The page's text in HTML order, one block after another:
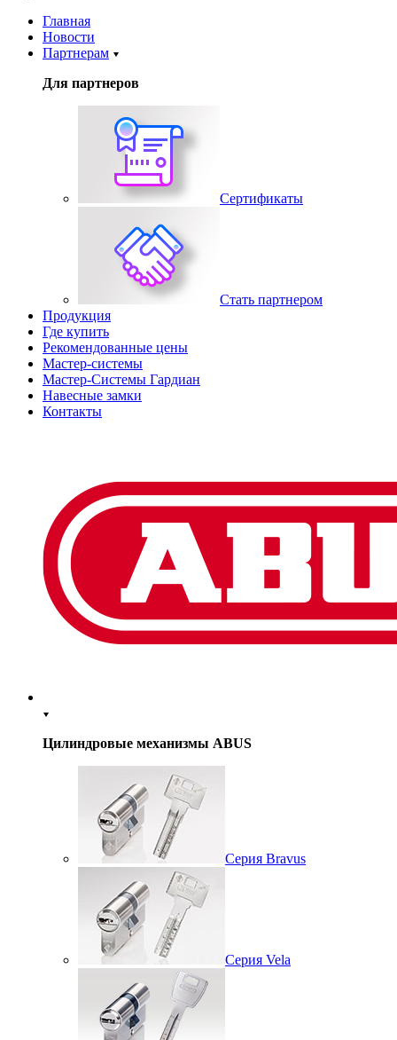
Главная
Новости
Партнерам
Для партнеров
Сертификаты
Стать партнером
Продукция
Где купить
Рекомендованные цены
Мастер-системы
Мастер-Системы Гардиан
Навесные замки
Контакты
Цилиндровые механизмы ABUS
Серия Bravus
Серия Vela